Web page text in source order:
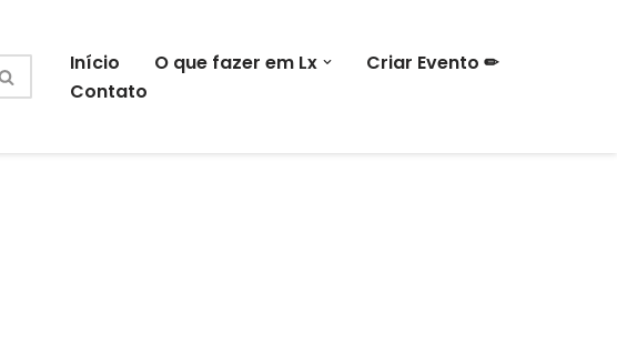
Início O que fazer em Lx
Criar Evento ✏
Contato